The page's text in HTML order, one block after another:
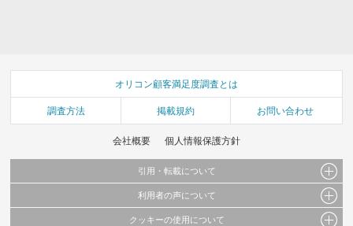
オリコン顧客満足度調査とは
調査方法 掲載規約 お問い合わせ
会社概要 個人情報保護方針
引用・転載について
当サイトで公開されている情報（文字、写真、イラスト、画像データ等）及びこれらの配
利用者の声について
当サイトに掲載している内容はすべてサービスの利用者が提出された見解・感想です。
クッキーの使用について